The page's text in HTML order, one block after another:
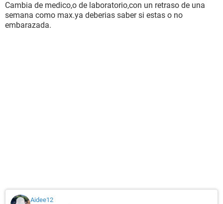
Cambia de medico,o de laboratorio,con un retraso de una
semana como max.ya deberias saber si estas o no
embarazada.
Aidee12